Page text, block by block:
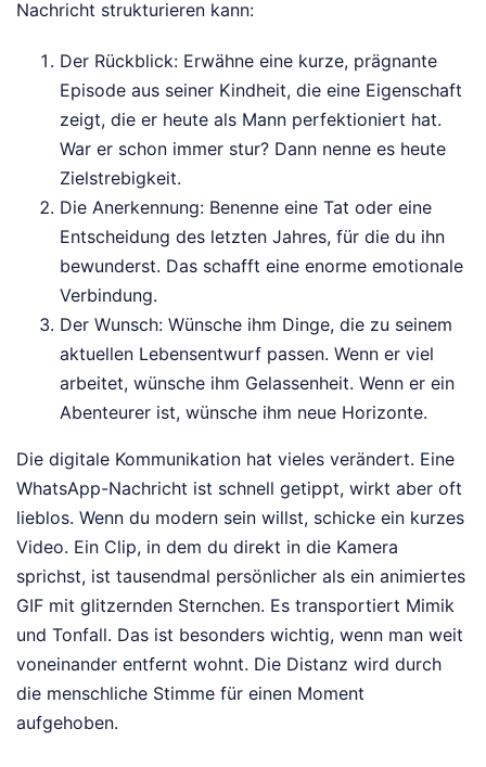
Nachricht strukturieren kann:
Der Rückblick: Erwähne eine kurze, prägnante
Episode aus seiner Kindheit, die eine Eigenschaft
zeigt, die er heute als Mann perfektioniert hat.
War er schon immer stur? Dann nenne es heute
Zielstrebigkeit.
Die Anerkennung: Benenne eine Tat oder eine
Entscheidung des letzten Jahres, für die du ihn
bewunderst. Das schafft eine enorme emotionale
Verbindung.
Der Wunsch: Wünsche ihm Dinge, die zu seinem
aktuellen Lebensentwurf passen. Wenn er viel
arbeitet, wünsche ihm Gelassenheit. Wenn er ein
Abenteurer ist, wünsche ihm neue Horizonte.
Die digitale Kommunikation hat vieles verändert. Eine
WhatsApp-Nachricht ist schnell getippt, wirkt aber oft
lieblos. Wenn du modern sein willst, schicke ein kurzes
Video. Ein Clip, in dem du direkt in die Kamera
sprichst, ist tausendmal persönlicher als ein animiertes
GIF mit glitzernden Sternchen. Es transportiert Mimik
und Tonfall. Das ist besonders wichtig, wenn man weit
voneinander entfernt wohnt. Die Distanz wird durch
die menschliche Stimme für einen Moment
aufgehoben.